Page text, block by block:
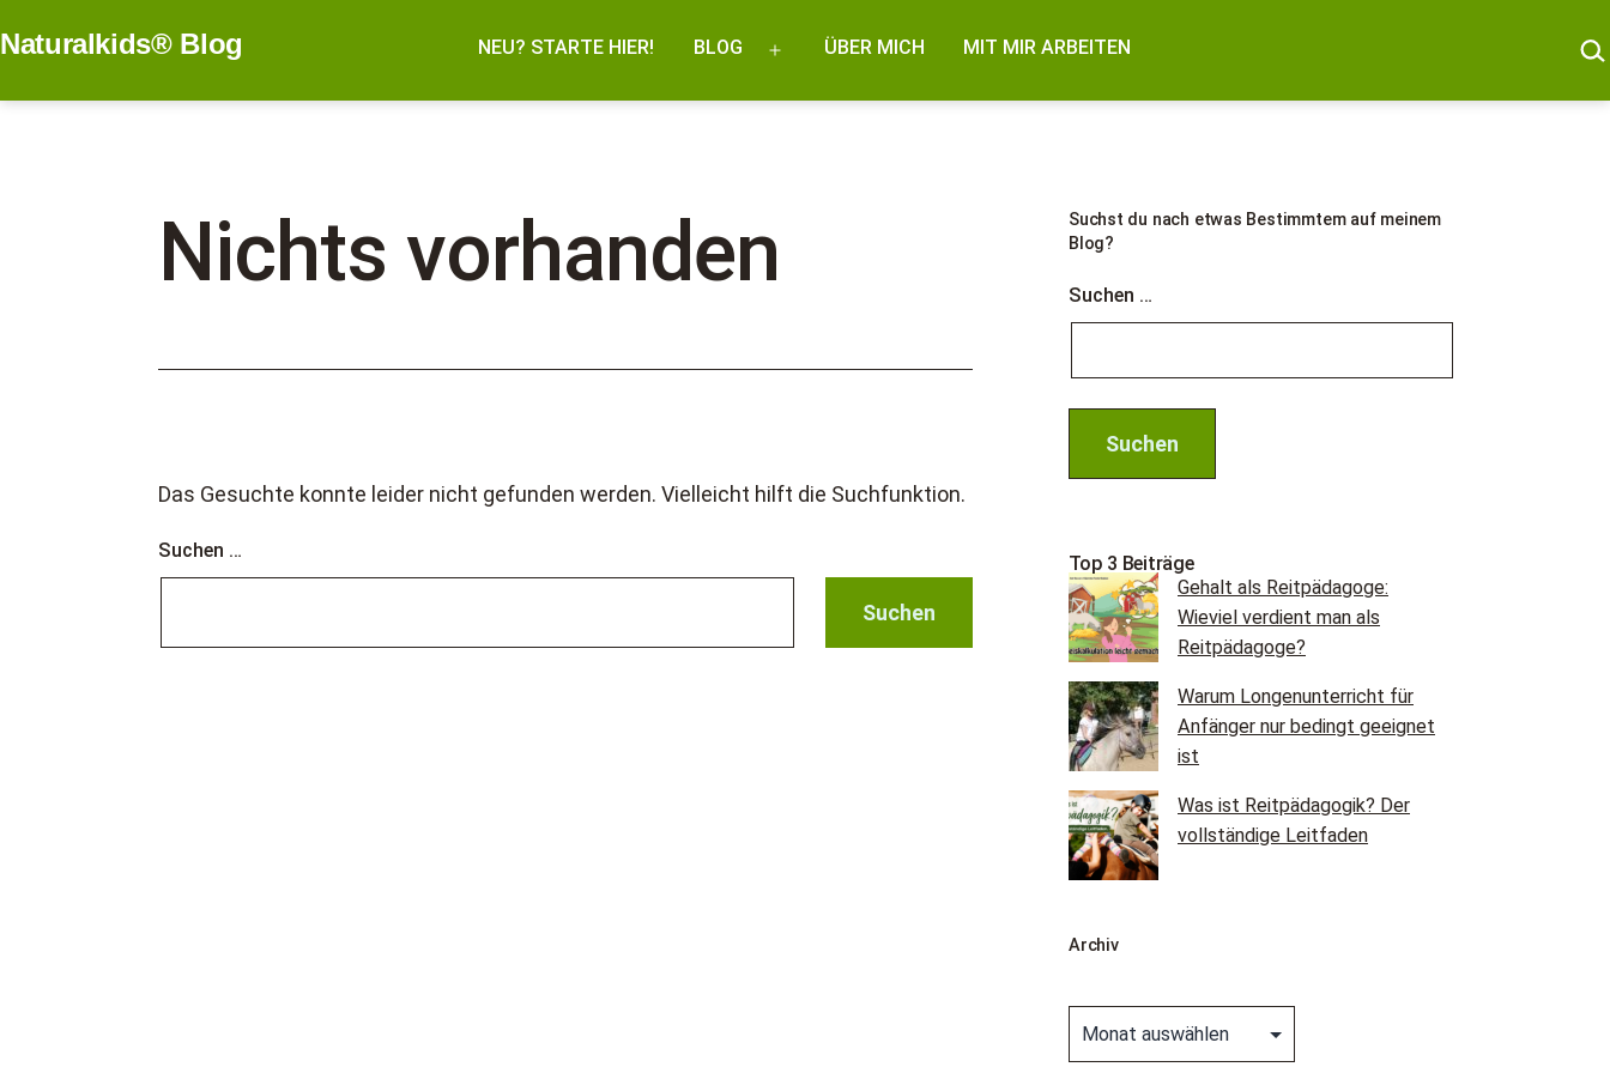
Inhalt
Naturalkids® Blog NEU? STARTE HIER! BLOG
Menü
öffnen
ÜBER MICH MIT MIR ARBEITEN
Nichts vorhanden
Das Gesuchte konnte leider nicht gefunden werden. Vielleicht hilft die Suchfunktion.
Suchen …
Suchst du nach etwas Bestimmtem auf meinem
Blog?
Suchen …
Top 3 Beiträge
Gehalt als Reitpädagoge:
Wieviel verdient man als
Reitpädagoge?
Warum Longenunterricht für
Anfänger nur bedingt geeignet
ist
Was ist Reitpädagogik? Der
vollständige Leitfaden
Archiv